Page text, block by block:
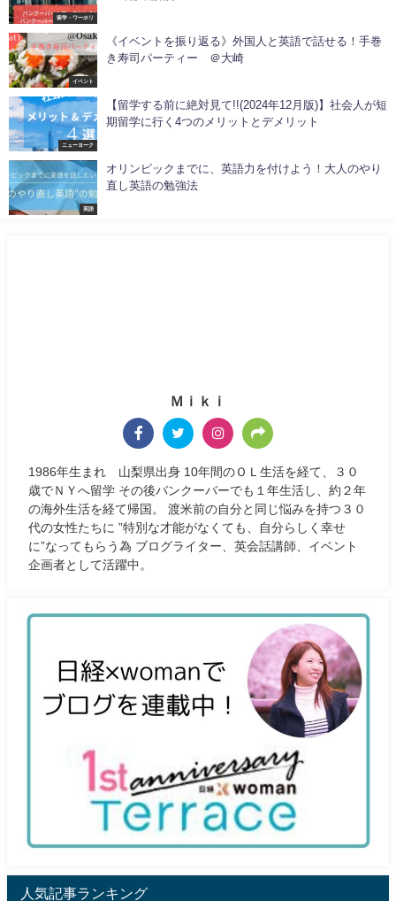
留学・ワーホリ
イベント
《イベントを振り返る》外国人と英語で話せる！手巻
き寿司パーティー ＠大崎
ニューヨーク
【留学する前に絶対見て!!(2024年12月版)】社会人が短
期留学に行く4つのメリットとデメリット
英語
オリンピックまでに、英語力を付けよう！大人のやり
直し英語の勉強法
Ｍｉｋｉ
1986年生まれ 山梨県出身 10年間のＯＬ生活を経て、３０
歳でＮＹへ留学 その後バンクーバーでも１年生活し、約２年
の海外生活を経て帰国。 渡米前の自分と同じ悩みを持つ３０
代の女性たちに ”特別な才能がなくても、自分らしく幸せ
に”なってもらう為 ブログライター、英会話講師、イベント
企画者として活躍中。
人気記事ランキング